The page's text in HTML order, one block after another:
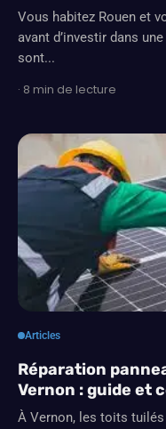
Vous habitez Rouen et
avant d’investir dans
sont...
· 8 min de lecture
Articles
Réparation
Vernon : guide et
À Vernon, les toits